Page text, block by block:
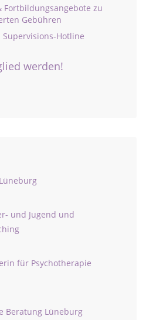
Fortbildungsangebote zu
Gebühren
Hotline
werden!
und Jugend und
für Psychotherapie
Beratung Lüneburg